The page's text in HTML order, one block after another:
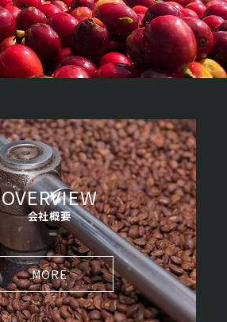
OVERVIEW
会社概要
MORE